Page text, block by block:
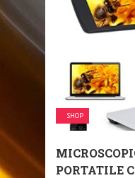
SHOP
PORTATILE